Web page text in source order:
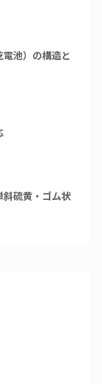
池）の構造と
硫黄・ゴム状